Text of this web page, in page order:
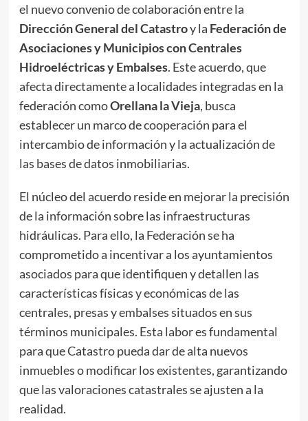
el nuevo convenio de colaboración entre la
Dirección General del Catastroy la Federación de
Asociaciones y Municipios con Centrales
Hidroeléctricas y Embalses. Este acuerdo, que
afecta directamente a localidades integradas en la
federación comoOrellana la Vieja, busca
establecer un marco de cooperación para el
intercambio de información y la actualización de
las bases de datos inmobiliarias.
El núcleo del acuerdo reside en mejorar la precisión
de la información sobre las infraestructuras
hidráulicas. Para ello, la Federación se ha
comprometido a incentivar a los ayuntamientos
asociados para que identifiquen y detallen las
características físicas y económicas de las
centrales, presas y embalses situados en sus
términos municipales. Esta labor es fundamental
para que Catastro pueda dar de alta nuevos
inmuebles o modificar los existentes, garantizando
que las valoraciones catastrales se ajusten a la
realidad.